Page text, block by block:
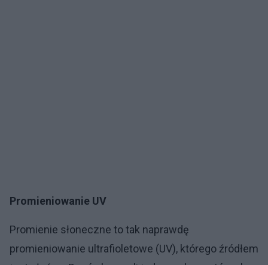
Promieniowanie UV
Promienie słoneczne to tak naprawdę
promieniowanie ultrafioletowe (UV), którego źródłem